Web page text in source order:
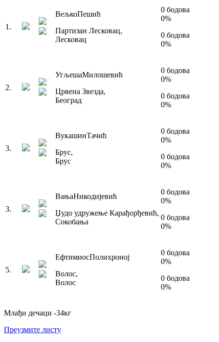
1 .
ВељкоПешић
Партизан Лесковац,
Лесковац
0 бодова
0%
0 бодова
0%
2.
УгљешаМилошевић
Црвена Звезда,
Београд
0 бодова
0%
0 бодова
0%
3.
ВукашинТачић
Брус,
Брус
0 бодова
0%
0 бодова
0%
3.
ВањаНикодијевић
Џудо удружење Карађорђевић,
Сокобања
0 бодова
0%
0 бодова
0%
5.
ЕфтимиосПолихроној
Волос,
Волос
0 бодова
0%
0 бодова
0%
Млађи дечаци -34кг
Преузмите листу